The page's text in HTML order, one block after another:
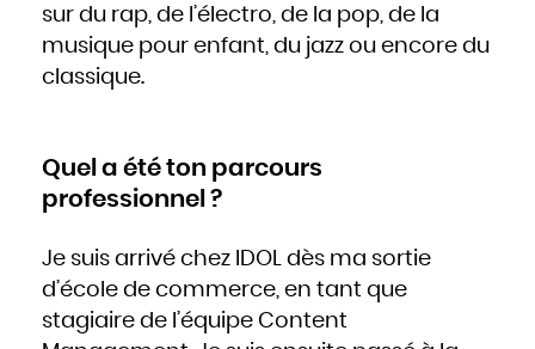
sur du rap, de l’électro, de la pop, de la
musique pour enfant, du jazz ou encore du
classique.
Quel a été ton parcours
professionnel ?
Je suis arrivé chez IDOL dès ma sortie
d’école de commerce, en tant que
stagiaire de l’équipe Content